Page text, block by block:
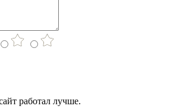
работал лучше.